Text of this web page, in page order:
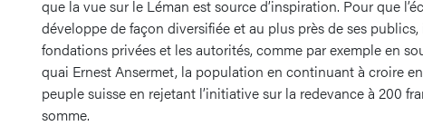
que la vue sur le Léman est source d’inspiration. Pour que
développe de façon diversifiée et au plus près de ses
fondations privées et les autorités, comme par exemple en
quai Ernest Ansermet, la population en continuant à croire en
peuple suisse en rejetant l’initiative sur la redevance à 200
somme.